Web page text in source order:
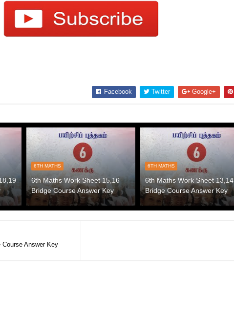
Facebook Twitter Google+
6TH MATHS
6th Maths Work Sheet 15,16
Bridge Course Answer Key
6TH MATHS
6th Maths Work Sheet 13,14
Bridge Course Answer Key
Answer Key